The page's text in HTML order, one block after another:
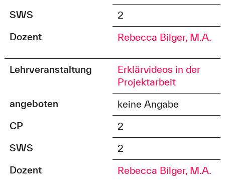
SWS
2
Dozent
Rebecca Bilger, M.A.
Lehrveranstaltung
Erklärvideos in der
Projektarbeit
angeboten
keine Angabe
CP
2
SWS
2
Dozent
Rebecca Bilger, M.A.